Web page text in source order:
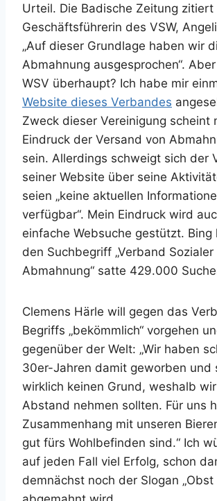
Urteil. Die Badische Zeitung zitiert
Geschäftsführerin des VSW,
„Auf dieser Grundlage haben wir
Abmahnung ausgesprochen“.
WSV überhaupt? Ich habe mir
Website dieses Verbandes
Zweck dieser Vereinigung scheint
Eindruck der Versand von
sein. Allerdings schweigt sich der
seiner Website über seine
seien „keine aktuellen
verfügbar“. Mein Eindruck wird
einfache Websuche gestützt.
den Suchbegriff „Verband
Abmahnung“ satte 429.000
Clemens Härle will gegen das
Begriffs „bekömmlich“ vorgehen
gegenüber der Welt: „Wir haben
30er-Jahren damit geworben und
wirklich keinen Grund, weshalb
Abstand nehmen sollten. Für uns
Zusammenhang mit unseren
gut fürs Wohlbefinden sind.“ Ich
auf jeden Fall viel Erfolg, schon
demnächst noch der Slogan „Obst